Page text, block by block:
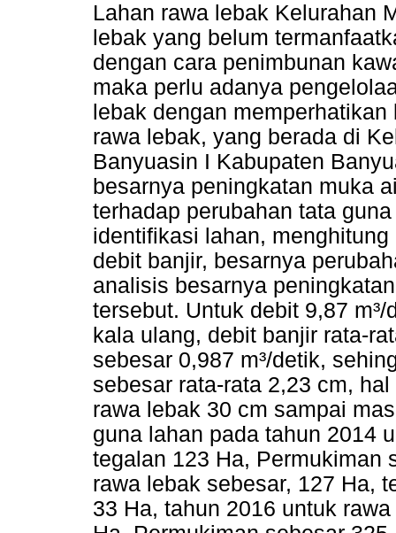
Lahan rawa lebak Kelurahan
lebak yang belum
dengan cara penimbunan
maka perlu adanya
lebak dengan
rawa lebak, yang berada di
Banyuasin I Kabupaten
besarnya peningkatan muka
terhadap perubahan tata
identifikasi lahan,
debit banjir, besarnya
analisis besarnya
tersebut. Untuk debit 9,87
kala ulang, debit banjir rata-
sebesar 0,987 m³/detik,
sebesar rata-rata 2,23 cm,
rawa lebak 30 cm sampai
guna lahan pada tahun 2014
tegalan 123 Ha, Permukiman
rawa lebak sebesar, 127 Ha,
33 Ha, tahun 2016 untuk